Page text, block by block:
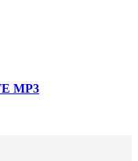
MP3